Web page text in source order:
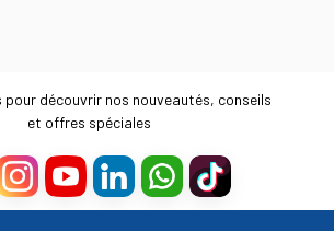
pour découvrir nos nouveautés, conseils
et offres spéciales